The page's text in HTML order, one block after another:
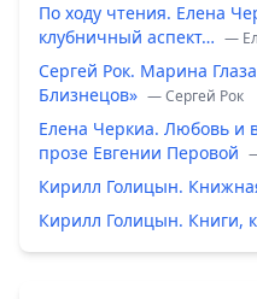
По ходу чтения. Елена
клубничный аспект… —
Сергей Рок. Марина
Близнецов» — Сергей Рок
Елена Черкиа. Любовь и
прозе Евгении Перовой
Кирилл Голицын.
Кирилл Голицын. Книги,